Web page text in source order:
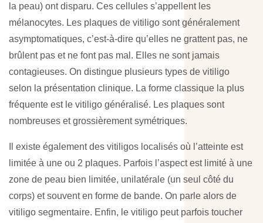
la peau) ont disparu. Ces cellules s’appellent les
mélanocytes. Les plaques de vitiligo sont généralement
asymptomatiques, c’est-à-dire qu’elles ne grattent pas, ne
brûlent pas et ne font pas mal. Elles ne sont jamais
contagieuses. On distingue plusieurs types de vitiligo
selon la présentation clinique. La forme classique la plus
fréquente est le vitiligo généralisé. Les plaques sont
nombreuses et grossièrement symétriques.
Il existe également des vitiligos localisés où l’atteinte est
limitée à une ou 2 plaques. Parfois l’aspect est limité à une
zone de peau bien limitée, unilatérale (un seul côté du
corps) et souvent en forme de bande. On parle alors de
vitiligo segmentaire. Enfin, le vitiligo peut parfois toucher